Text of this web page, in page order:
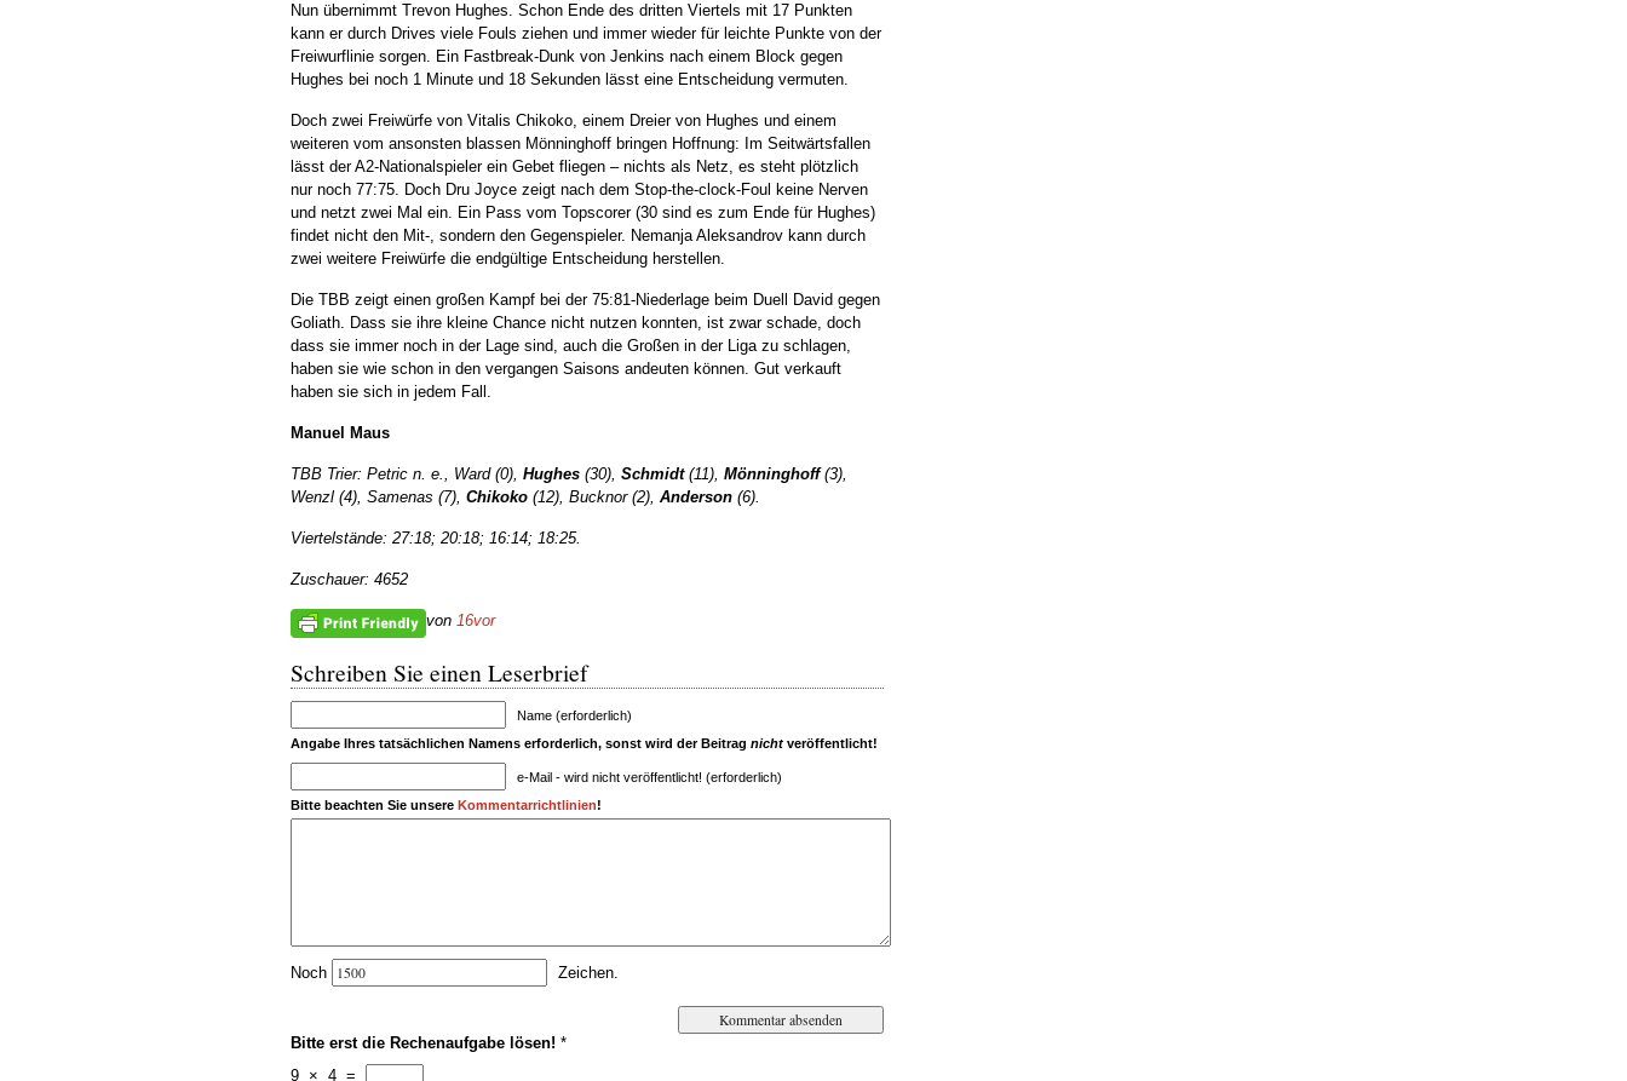
Nun übernimmt Trevon Hughes. Schon Ende des dritten Viertels mit 17 Punkten
kann er durch Drives viele Fouls ziehen und immer wieder für leichte Punkte von der
Freiwurflinie sorgen. Ein Fastbreak-Dunk von Jenkins nach einem Block gegen
Hughes bei noch 1 Minute und 18 Sekunden lässt eine Entscheidung vermuten.
Doch zwei Freiwürfe von Vitalis Chikoko, einem Dreier von Hughes und einem
weiteren vom ansonsten blassen Mönninghoff bringen Hoffnung: Im Seitwärtsfallen
lässt der A2-Nationalspieler ein Gebet fliegen – nichts als Netz, es steht plötzlich
nur noch 77:75. Doch Dru Joyce zeigt nach dem Stop-the-clock-Foul keine Nerven
und netzt zwei Mal ein. Ein Pass vom Topscorer (30 sind es zum Ende für Hughes)
findet nicht den Mit-, sondern den Gegenspieler. Nemanja Aleksandrov kann durch
zwei weitere Freiwürfe die endgültige Entscheidung herstellen.
Die TBB zeigt einen großen Kampf bei der 75:81-Niederlage beim Duell David gegen
Goliath. Dass sie ihre kleine Chance nicht nutzen konnten, ist zwar schade, doch
dass sie immer noch in der Lage sind, auch die Großen in der Liga zu schlagen,
haben sie wie schon in den vergangen Saisons andeuten können. Gut verkauft
haben sie sich in jedem Fall.
Manuel Maus
TBB Trier: Petric n. e., Ward (0), Hughes (30), Schmidt(11), Mönninghoff(3),
Wenzl (4), Samenas (7), Chikoko (12), Bucknor (2), Anderson (6).
Viertelstände: 27:18; 20:18; 16:14; 18:25.
Zuschauer: 4652
von 16vor
Schreiben Sie einen Leserbrief
Name (erforderlich)
Angabe Ihres tatsächlichen Namens erforderlich, sonst wird der Beitrag nicht veröffentlicht!
e-Mail - wird nicht veröffentlicht! (erforderlich)
Bitte beachten Sie unsere Kommentarrichtlinien!
Noch Zeichen.
Bitte erst die Rechenaufgabe lösen! *
9 × 4 =